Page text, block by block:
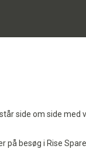
side om side med
på besøg i Rise